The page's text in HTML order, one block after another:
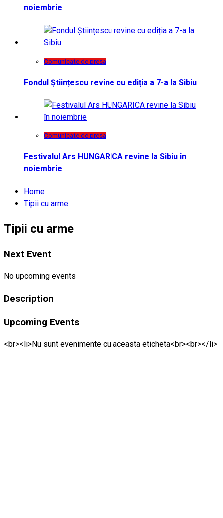
noiembrie
Comunicate de presa
Fondul Științescu revine cu ediția a 7-a la Sibiu
Comunicate de presa
Festivalul Ars HUNGARICA revine la Sibiu în
noiembrie
Home
Tipii cu arme
Tipii cu arme
Next Event
No upcoming events
Description
Upcoming Events
<br><li>Nu sunt evenimente cu aceasta eticheta<br><br></li>